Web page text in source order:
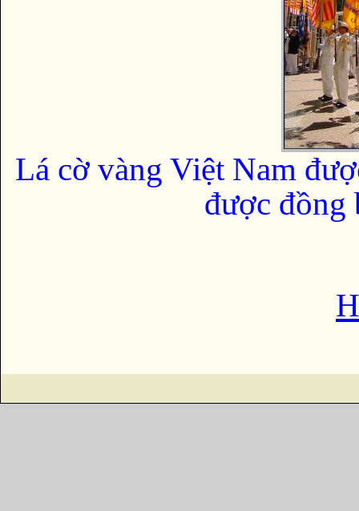
Lá cờ vàng Việt Nam
được đồng